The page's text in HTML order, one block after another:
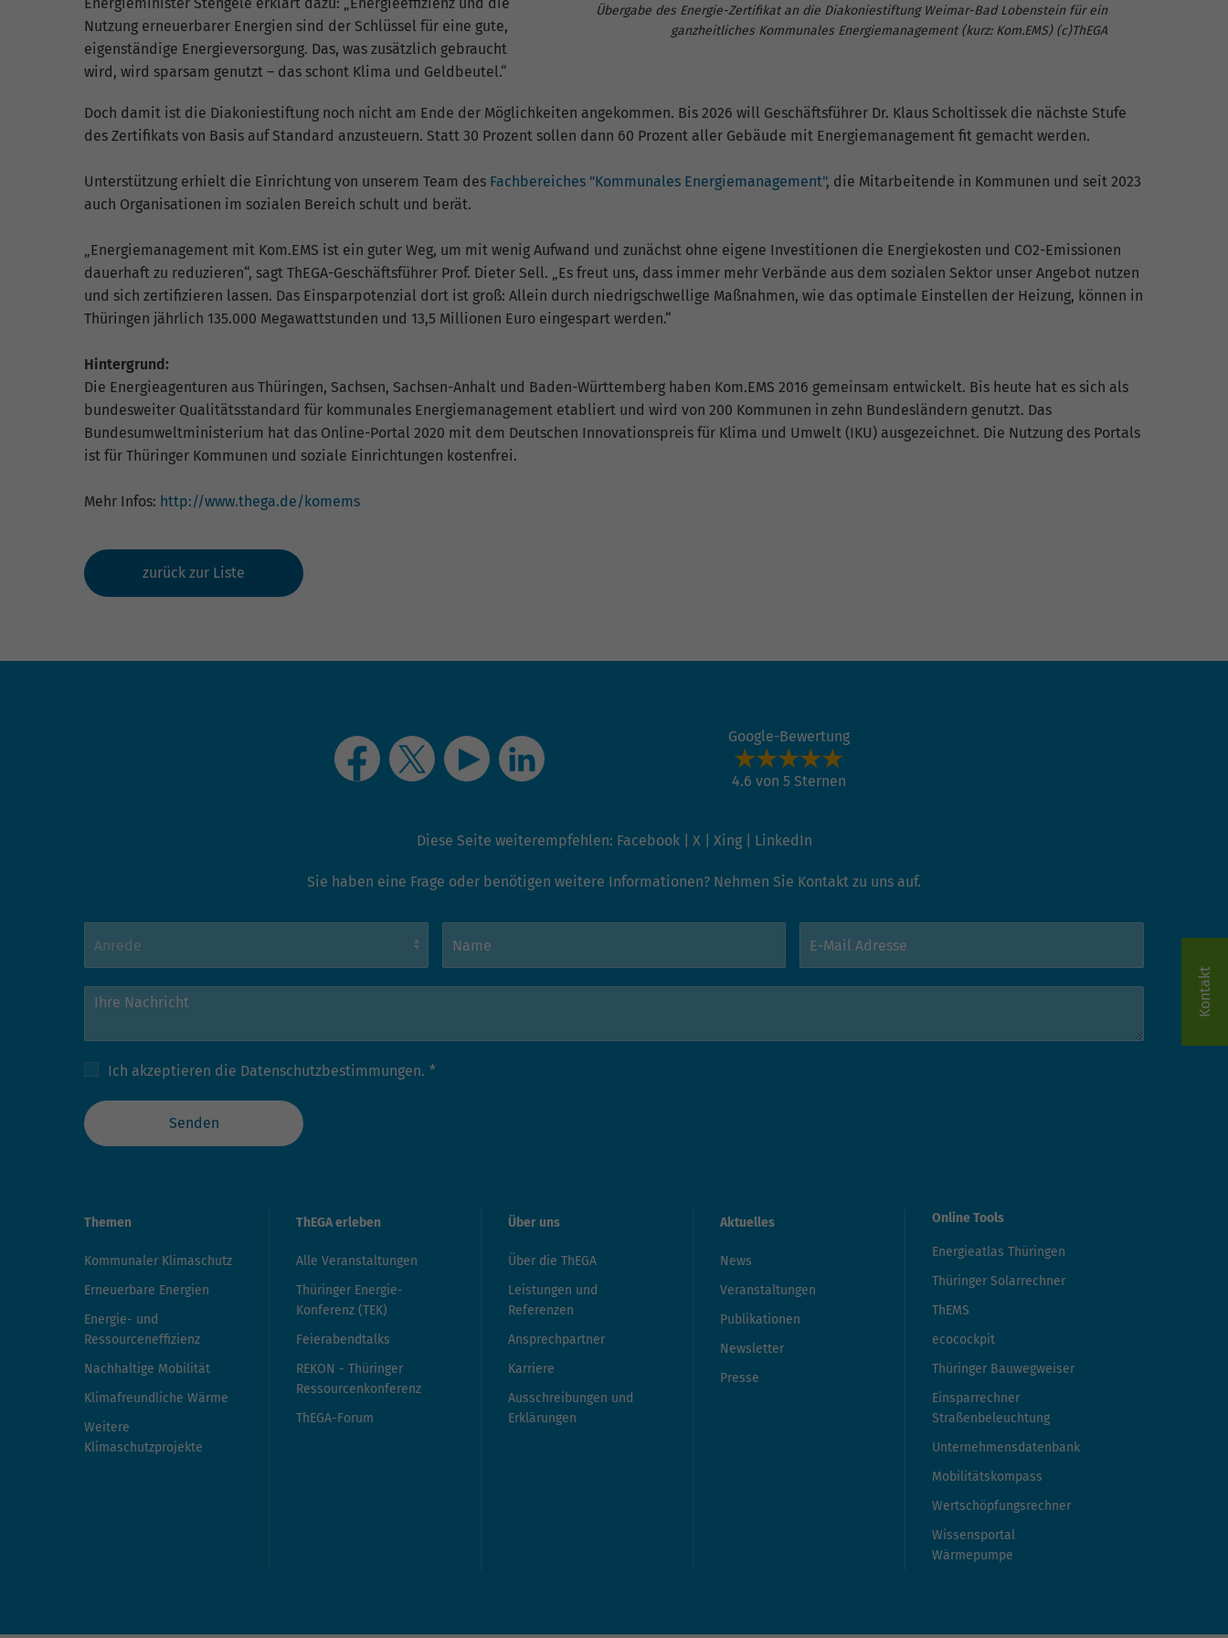
Übergabe des Energie-Zertifikat an die Diakoniestiftung Weimar-Bad Lobenstein für ein
ganzheitliches Kommunales Energiemanagement (kurz: Kom.EMS) (c)ThEGA
Energieminister Stengele erklärt dazu: „Energieeffizienz und die
Nutzung erneuerbarer Energien sind der Schlüssel für eine gute,
eigenständige Energieversorgung. Das, was zusätzlich gebraucht
wird, wird sparsam genutzt – das schont Klima und Geldbeutel.“
Doch damit ist die Diakoniestiftung noch nicht am Ende der Möglichkeiten angekommen. Bis 2026 will Geschäftsführer Dr. Klaus Scholtissek die nächste Stufe
des Zertifikats von Basis auf Standard anzusteuern. Statt 30 Prozent sollen dann 60 Prozent aller Gebäude mit Energiemanagement fit gemacht werden.
Unterstützung erhielt die Einrichtung von unserem Team des Fachbereiches "Kommunales Energiemanagement", die Mitarbeitende in Kommunen und seit 2023
auch Organisationen im sozialen Bereich schult und berät.
„Energiemanagement mit Kom.EMS ist ein guter Weg, um mit wenig Aufwand und zunächst ohne eigene Investitionen die Energiekosten und CO2-Emissionen
dauerhaft zu reduzieren“, sagt ThEGA-Geschäftsführer Prof. Dieter Sell. „Es freut uns, dass immer mehr Verbände aus dem sozialen Sektor unser Angebot nutzen
und sich zertifizieren lassen. Das Einsparpotenzial dort ist groß: Allein durch niedrigschwellige Maßnahmen, wie das optimale Einstellen der Heizung, können in
Thüringen jährlich 135.000 Megawattstunden und 13,5 Millionen Euro eingespart werden.“
Hintergrund:
Die Energieagenturen aus Thüringen, Sachsen, Sachsen-Anhalt und Baden-Württemberg haben Kom.EMS 2016 gemeinsam entwickelt. Bis heute hat es sich als
bundesweiter Qualitätsstandard für kommunales Energiemanagement etabliert und wird von 200 Kommunen in zehn Bundesländern genutzt. Das
Bundesumweltministerium hat das Online-Portal 2020 mit dem Deutschen Innovationspreis für Klima und Umwelt (IKU) ausgezeichnet. Die Nutzung des Portals
ist für Thüringer Kommunen und soziale Einrichtungen kostenfrei.
Mehr Infos: http://www.thega.de/komems
zurück zur Liste
Google-Bewertung
4.6 von 5 Sternen
Diese Seite weiterempfehlen: Facebook| X| Xing| LinkedIn
Sie haben eine Frage oder benötigen weitere Informationen? Nehmen Sie Kontakt zu uns auf.
Ich akzeptieren die Datenschutzbestimmungen. *
Senden
Themen
Kommunaler Klimaschutz
Erneuerbare Energien
Energie- und
Ressourceneffizienz
Nachhaltige Mobilität
Klimafreundliche Wärme
Weitere
Klimaschutzprojekte
ThEGA erleben
Alle Veranstaltungen
Thüringer Energie-
Konferenz (TEK)
Feierabendtalks
REKON - Thüringer
Ressourcenkonferenz
ThEGA-Forum
Über uns
Über die ThEGA
Leistungen und
Referenzen
Ansprechpartner
Karriere
Ausschreibungen und
Erklärungen
Aktuelles
News
Veranstaltungen
Publikationen
Newsletter
Presse
Online Tools
Energieatlas Thüringen
Thüringer Solarrechner
ThEMS
ecocockpit
Thüringer Bauwegweiser
Einsparrechner
Straßenbeleuchtung
Unternehmensdatenbank
Mobilitätskompass
Wertschöpfungsrechner
Wissensportal
Wärmepumpe
Kontakt
Informationen anonym und weisen eine zufällig
generierte Nummer zu, um eindeutige Besucher zu
Name _gid
Laufzeit 1 Tag
Zweck
Das Cookie wird verwendet, um Informationen
darüber zu speichern, wie Besucher eine Website
nutzen, und hilft bei der Erstellung eines
Analyseberichts darüber, wie es der Website geht.
Name _gat_G-ZN01JG6TS4
zu sein, das verwendet wird, um die von Google auf